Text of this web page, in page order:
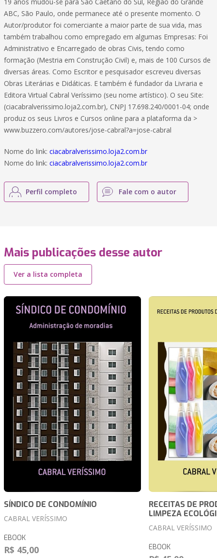
ABC, São Paulo, onde permanece até o presente momento. O
Autor/produtor foi comerciante a maior parte de sua vida, mas
também trabalhou como empregado em algumas Empresas: Foi
Administrativo e Encarregado de obras Civis, tendo como
formação (Mestria em Construção Civil) e, mais de 100 Cursos de
diversas áreas. Como Escritor e pesquisador escreveu diversas
Obras Literárias e Didáticas. E também é fundador da Livraria e
Editora Virtual Cabral Veríssimo (seu nome artístico). O seu Site:
(ciacabralverissimo.loja2.com.br), CNPJ 17.698.240/0001-04; onde
produz os seus Livros e Cursos online para a plataforma da >
www.buzzero.com/autores/jose-cabral?a=jose-cabral
Nome do link: ciacabralverissimo.loja2.com.br
Nome do link: ciacabralverissimo.loja2.com.br
Perfil completo Fale com o autor
Mais publicações desse autor
Ver a lista completa
SÍNDICO DE CONDOMÍNIO
CABRAL VERÍSSIMO
EBOOK
R$ 45,00
RECEITAS DE
LIMPEZA
CABRAL VERÍSSIMO
EBOOK